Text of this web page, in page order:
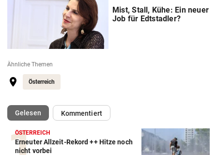
Mist, Stall, Kühe: Ein neuer
Job für Edtstadler?
Ähnliche Themen
Österreich
Gelesen(ausgewählt)Kommentiert
ÖSTERREICH
Erneuter Allzeit-Rekord ++ Hitze noch
nicht vorbei